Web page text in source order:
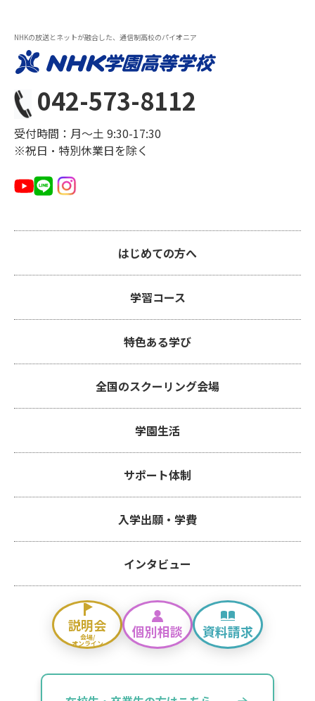
NHKの放送とネットが融合した、通信制高校のパイオニア
042-573-8112
受付時間：月〜土 9:30-17:30
※祝日・特別休業日を除く
はじめての方へ
学習コース
特色ある学び
全国のスクーリング会場
学園生活
サポート体制
入学出願・学費
インタビュー
説明会
会場/
オンライン
個別相談 資料請求